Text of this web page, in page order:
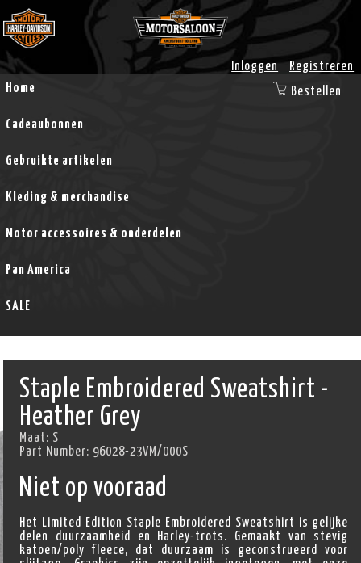
Inloggen
Registreren
Home
Cadeaubonnen
Gebruikte artikelen
Kleding & merchandise
Motor accessoires & onderdelen
Pan America
SALE
Bestellen
Staple Embroidered Sweatshirt -
Heather Grey
Maat: S
Part Number: 96028-23VM/000S
Niet op vooraad
Het Limited Edition Staple Embroidered Sweatshirt is gelijke
delen duurzaamheid en Harley-trots. Gemaakt van stevig
katoen/poly fleece, dat duurzaam is geconstrueerd voor